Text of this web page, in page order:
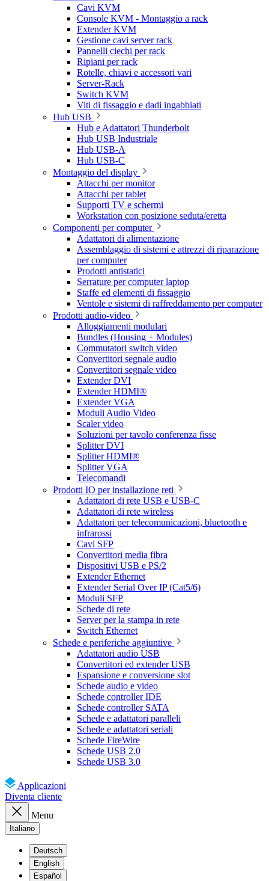
Cavi KVM
Console KVM - Montaggio a rack
Extender KVM
Gestione cavi server rack
Pannelli ciechi per rack
Ripiani per rack
Rotelle, chiavi e accessori vari
Server-Rack
Switch KVM
Viti di fissaggio e dadi ingabbiati
Hub USB
Hub e Adattatori Thunderbolt
Hub USB Industriale
Hub USB-A
Hub USB-C
Montaggio del display
Attacchi per monitor
Attacchi per tablet
Supporti TV e schermi
Workstation con posizione seduta/eretta
Componenti per computer
Adattatori di alimentazione
Assemblaggio di sistemi e attrezzi di riparazione
per computer
Prodotti antistatici
Serrature per computer laptop
Staffe ed elementi di fissaggio
Ventole e sistemi di raffreddamento per computer
Prodotti audio-video
Alloggiamenti modulari
Bundles (Housing + Modules)
Commutatori switch video
Convertitori segnale audio
Convertitori segnale video
Extender DVI
Extender HDMI®
Extender VGA
Moduli Audio Video
Scaler video
Soluzioni per tavolo conferenza fisse
Splitter DVI
Splitter HDMI®
Splitter VGA
Telecomandi
Prodotti IO per installazione reti
Adattatori di rete USB e USB-C
Adattatori di rete wireless
Adattatori per telecomunicazioni, bluetooth e
infrarossi
Cavi SFP
Convertitori media fibra
Dispositivi USB e PS/2
Extender Ethernet
Extender Serial Over IP (Cat5/6)
Moduli SFP
Schede di rete
Server per la stampa in rete
Switch Ethernet
Schede e periferiche aggiuntive
Adattatori audio USB
Convertitori ed extender USB
Espansione e conversione slot
Schede audio e video
Schede controller IDE
Schede controller SATA
Schede e adattatori paralleli
Schede e adattatori seriali
Schede FireWire
Schede USB 2.0
Schede USB 3.0
Applicazioni
Diventa cliente
Menu
Italiano
Deutsch
English
Español